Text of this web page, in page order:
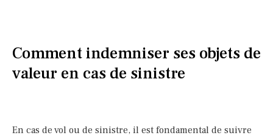
Comment indemniser ses objets de
valeur en cas de sinistre
En cas de vol ou de sinistre, il est fondamental de suivre